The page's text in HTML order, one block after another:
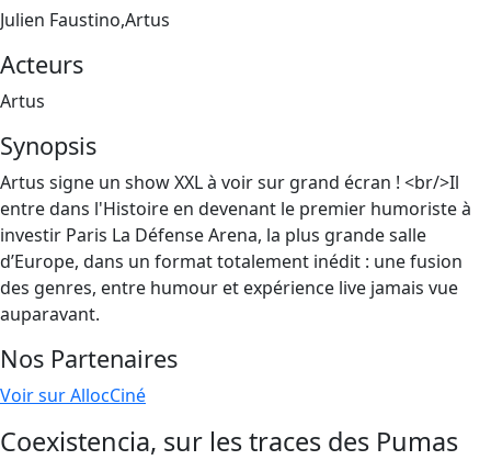
Julien Faustino,Artus
Acteurs
Artus
Synopsis
Artus signe un show XXL à voir sur grand écran ! <br/>Il
entre dans l'Histoire en devenant le premier humoriste à
investir Paris La Défense Arena, la plus grande salle
d’Europe, dans un format totalement inédit : une fusion
des genres, entre humour et expérience live jamais vue
auparavant.
Nos Partenaires
Voir sur AllocCiné
Coexistencia, sur les traces des Pumas